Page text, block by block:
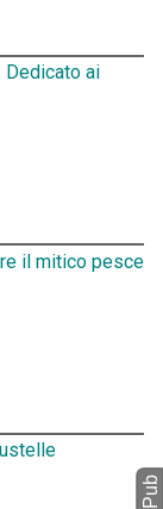
ai
il mitico pesce